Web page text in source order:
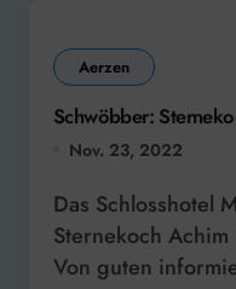
Aerzen
Schwöbber:
Nov. 23, 2022
Das Schlosshotel Münchhausen hat dem
Sternekoch
Von guten